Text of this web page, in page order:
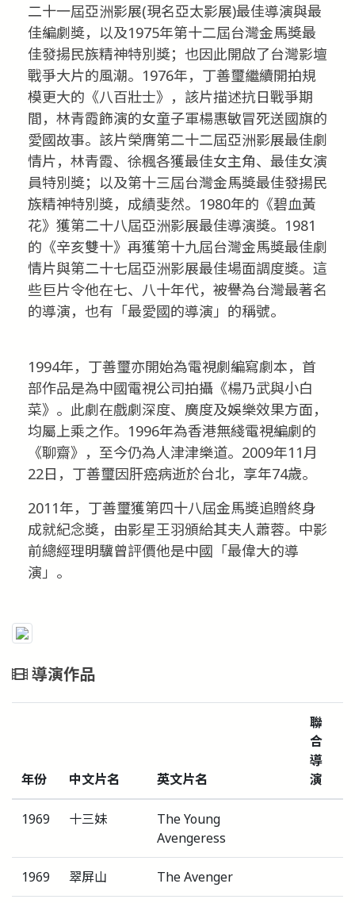
二十一屆亞洲影展(現名亞太影展)最佳導演與最
佳編劇獎，以及1975年第十二屆台灣金馬獎最
佳發揚民族精神特別獎；也因此開啟了台灣影壇
戰爭大片的風潮。1976年，丁善璽繼續開拍規
模更大的《八百壯士》，該片描述抗日戰爭期
間，林青霞飾演的女童子軍楊惠敏冒死送國旗的
愛國故事。該片榮膺第二十二屆亞洲影展最佳劇
情片，林青霞、徐楓各獲最佳女主角、最佳女演
員特別獎；以及第十三屆台灣金馬獎最佳發揚民
族精神特別獎，成績斐然。1980年的《碧血黃
花》獲第二十八屆亞洲影展最佳導演獎。1981
的《辛亥雙十》再獲第十九屆台灣金馬獎最佳劇
情片與第二十七屆亞洲影展最佳場面調度獎。這
些巨片令他在七、八十年代，被譽為台灣最著名
的導演，也有「最愛國的導演」的稱號。
1994年，丁善璽亦開始為電視劇編寫劇本，首
部作品是為中國電視公司拍攝《楊乃武與小白
菜》。此劇在戲劇深度、廣度及娛樂效果方面，
均屬上乘之作。1996年為香港無綫電視編劇的
《聊齋》，至今仍為人津津樂道。2009年11月
22日，丁善璽因肝癌病逝於台北，享年74歲。
2011年，丁善璽獲第四十八屆金馬獎追贈終身
成就紀念獎，由影星王羽頒給其夫人蕭蓉。中影
前總經理明驥曾評價他是中國「最偉大的導
演」。
導演作品
年份 中文片名 英文片名
聯
合
導
演
1969 十三妹
The Young
Avengeress
1969 翠屏山 The Avenger